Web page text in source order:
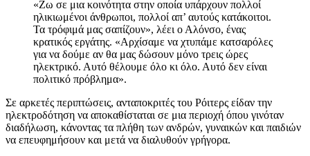
«Ζω σε μια κοινότητα στην οποία υπάρχουν πολλοί
ηλικιωμένοι άνθρωποι, πολλοί απ’ αυτούς κατάκοιτοι.
Τα τρόφιμά μας σαπίζουν», λέει ο Αλόνσο, ένας
κρατικός εργάτης. «Αρχίσαμε να χτυπάμε κατσαρόλες
για να δούμε αν θα μας δώσουν μόνο τρεις ώρες
ηλεκτρικό. Αυτό θέλουμε όλο κι όλο. Αυτό δεν είναι
πολιτικό πρόβλημα».
Σε αρκετές περιπτώσεις, ανταποκριτές του Ρόιτερς είδαν την
ηλεκτροδότηση να αποκαθίσταται σε μια περιοχή όπου γινόταν
διαδήλωση, κάνοντας τα πλήθη των ανδρών, γυναικών και παιδιών
να επευφημήσουν και μετά να διαλυθούν γρήγορα.